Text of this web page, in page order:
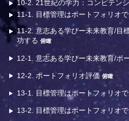
10-2. 21世紀の学力：コンピテン
11-1. 目標管理はポートフォリオ
11-2. 意志ある学びー未来教育/目
功する俯瞰
12-1. 意志ある学びー未来教育/ポ
12-2. ポートフォリオ評価俯瞰
13-1. 目標管理はポートフォリオ
13-2. 目標管理はポートフォリオ